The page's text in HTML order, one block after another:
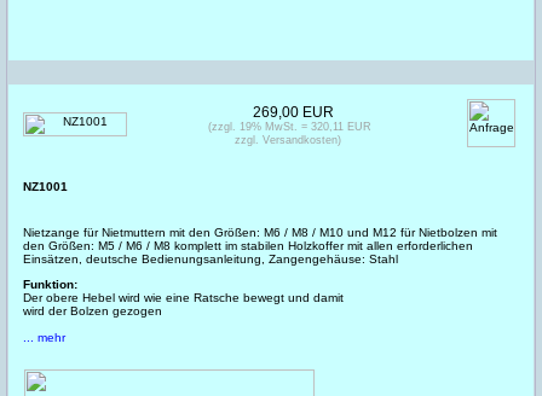
NZ1001
Nietzange für Nietmuttern mit den Größen: M6 / M8 / M10 und M12 für Nietbolzen mit
den Größen: M5 / M6 / M8 komplett im stabilen Holzkoffer mit allen erforderlichen
Einsätzen, deutsche Bedienungsanleitung, Zangengehäuse: Stahl
Funktion:
Der obere Hebel wird wie eine Ratsche bewegt und damit
wird der Bolzen gezogen
... mehr
269,00 EUR
(zzgl. 19% MwSt. = 320,11 EUR
zzgl. Versandkosten)